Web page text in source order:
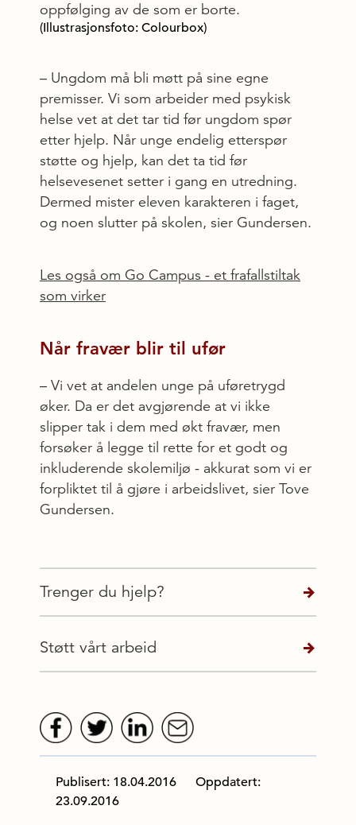
oppfølging av de som er borte.
(Illustrasjonsfoto: Colourbox)
– Ungdom må bli møtt på sine egne
premisser. Vi som arbeider med psykisk
helse vet at det tar tid før ungdom spør
etter hjelp. Når unge endelig etterspør
støtte og hjelp, kan det ta tid før
helsevesenet setter i gang en utredning.
Dermed mister eleven karakteren i faget,
og noen slutter på skolen, sier Gundersen.
Les også om Go Campus - et frafallstiltak
som virker
Når fravær blir til ufør
– Vi vet at andelen unge på uføretrygd
øker. Da er det avgjørende at vi ikke
slipper tak i dem med økt fravær, men
forsøker å legge til rette for et godt og
inkluderende skolemiljø - akkurat som vi er
forpliktet til å gjøre i arbeidslivet, sier Tove
Gundersen.
Trenger du hjelp?
Støtt vårt arbeid
Publisert: 18.04.2016
Oppdatert:
23.09.2016